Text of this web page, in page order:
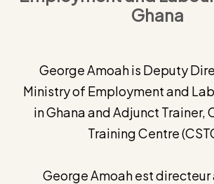
Ghana
George Amoah is Deputy
Ministry of Employment and
in Ghana and Adjunct Trainer,
Training Centre
George Amoah est